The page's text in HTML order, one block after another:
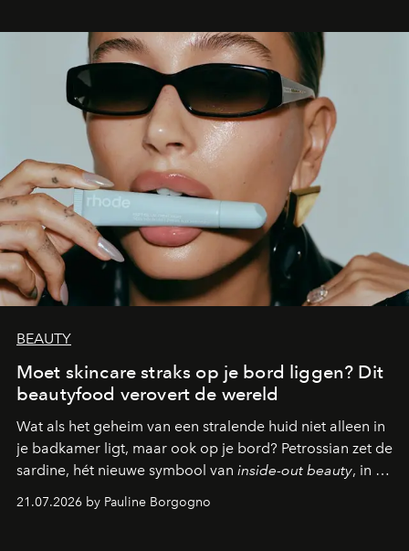
BEAUTY
Moet skincare straks op je bord liggen? Dit
beautyfood verovert de wereld
Wat als het geheim van een stralende huid niet alleen in
je badkamer ligt, maar ook op je bord? Petrossian zet de
sardine, hét nieuwe symbool van inside-out beauty, in de
21.07.2026 by Pauline Borgogno